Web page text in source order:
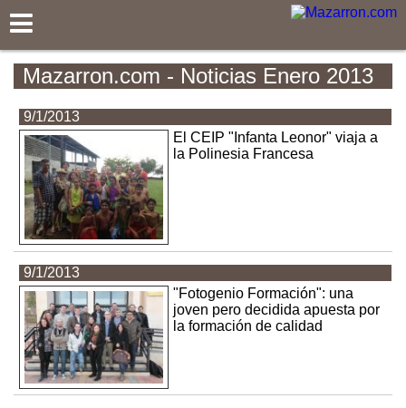
Mazarron.com - Noticias Enero 2013
9/1/2013
El CEIP "Infanta Leonor" viaja a
la Polinesia Francesa
9/1/2013
"Fotogenio Formación": una
joven pero decidida apuesta por
la formación de calidad